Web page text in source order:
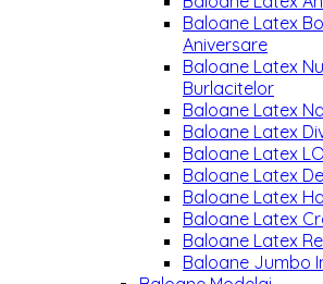
Baloane Latex
Aniversare
Baloane Latex
Burlacitelor
Baloane Latex
Baloane Latex
Baloane Latex
Baloane Latex
Baloane Latex
Baloane Latex
Baloane Latex
Baloane Jumbo